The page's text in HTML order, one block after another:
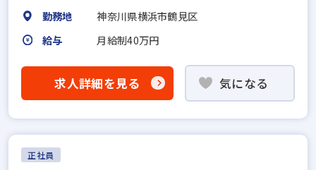
勤務地
神奈川県横浜市鶴見区
給与
月給制40万円
求人詳細を見る 気になる
正社員